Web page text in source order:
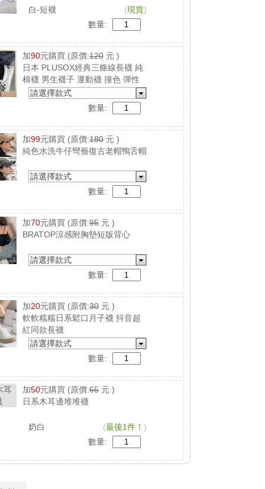
白-短襪 (現貨)
數量:
加90元購買 (原價:120元 )
日本 PLUSOX經典三條線長襪 純
棉襪 男生襪子 運動襪 撞色 彈性
襪 吸汗 防臭
請選擇款式
數量:
加99元購買 (原價:180元 )
純色水洗牛仔彎簷復古老帽鴨舌帽
請選擇款式
數量:
加70元購買 (原價:95元 )
BRATOP涼感附胸墊短版背心
請選擇款式
數量:
加20元購買 (原價:30元 )
軟軟糯糯日系鬆口月子襪 抖音超
紅同款長襪
請選擇款式
數量:
加50元購買 (原價:65元 )
日系木耳邊堆堆襪
奶白 (最後1件！ )
數量: